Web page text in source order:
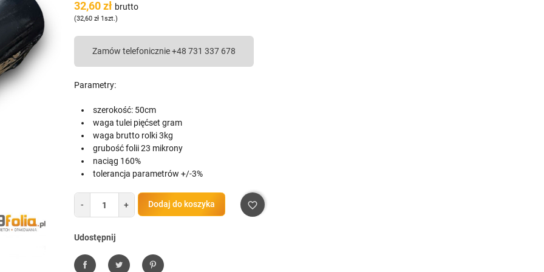
32,60 zł brutto
(32,60 zł 1szt.)
Zamów telefonicznie +48 731 337 678
Parametry:
szerokość: 50cm
waga tulei pięćset gram
waga brutto rolki 3kg
grubość folii 23 mikrony
naciąg 160%
tolerancja parametrów +/-3%
- + Dodaj do koszyka favorite_border
Udostępnij